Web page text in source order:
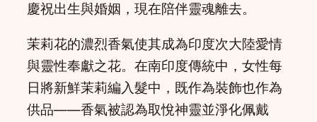
慶祝出生與婚姻，現在陪伴靈魂離去。
茉莉花的濃烈香氣使其成為印度次大陸愛情
與靈性奉獻之花。在南印度傳統中，女性每
日將新鮮茉莉編入髮中，既作為裝飾也作為
供品——香氣被認為取悅神靈並淨化佩戴